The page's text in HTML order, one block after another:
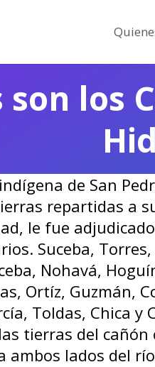
son los
de San
repartidas a
le fue
Suceba,
Nohavá,
Ortíz, Guzmán,
Toldas, Chica
tierras del
lados del